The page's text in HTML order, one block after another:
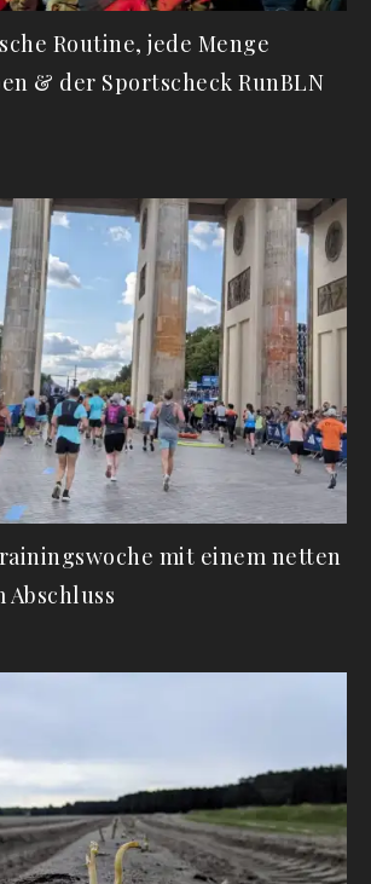
Routine, jede Menge
& der Sportscheck RunBLN
mit einem netten
Abschluss